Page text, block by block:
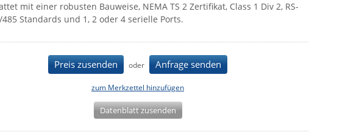
mit einer robusten Bauweise, NEMA TS 2 Zertifikat, Class 1 Div 2, RS-
Standards und 1, 2 oder 4 serielle Ports.
Preis zusenden oder Anfrage senden
zum Merkzettel hinzufügen
Datenblatt zusenden